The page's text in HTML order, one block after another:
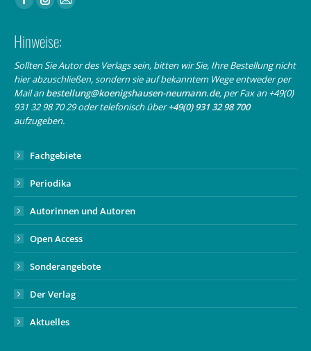
Facebook
opens
in
new
window
Instagram
opens
in
new
window
E-
opens
in
new
Hinweise:
Sollten Sie Autor des Verlags sein, bitten wir Sie, Ihre Bestellung nicht
hier abzuschließen, sondern sie auf bekanntem Wege entweder per
Mail anbestellung@koenigshausen-neumann.de, per Fax an +49(0)
931 32 98 70 29 oder telefonisch über+49(0) 931 32 98 700
aufzugeben.
Fachgebiete
Periodika
Autorinnen und Autoren
Open Access
Sonderangebote
Der Verlag
Aktuelles